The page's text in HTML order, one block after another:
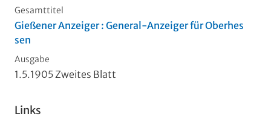
Gesamttitel
Gießener Anzeiger : General-Anzeiger für Oberhes
sen
Ausgabe
1.5.1905 Zweites Blatt
Links